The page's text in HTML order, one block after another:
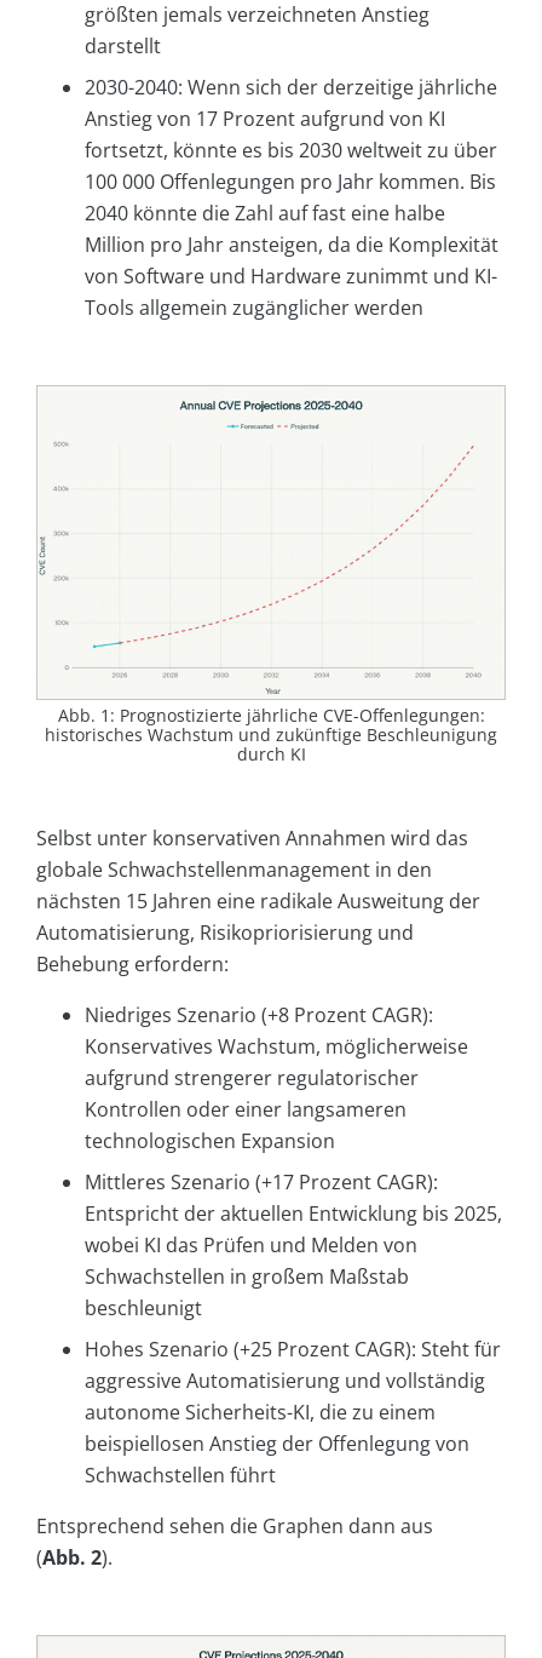
größten jemals verzeichneten Anstieg
darstellt
2030-2040: Wenn sich der derzeitige jährliche
Anstieg von 17 Prozent aufgrund von KI
fortsetzt, könnte es bis 2030 weltweit zu über
100 000 Offenlegungen pro Jahr kommen. Bis
2040 könnte die Zahl auf fast eine halbe
Million pro Jahr ansteigen, da die Komplexität
von Software und Hardware zunimmt und KI-
Tools allgemein zugänglicher werden
Abb. 1: Prognostizierte jährliche CVE-Offenlegungen:
historisches Wachstum und zukünftige Beschleunigung
durch KI
Selbst unter konservativen Annahmen wird das
globale Schwachstellenmanagement in den
nächsten 15 Jahren eine radikale Ausweitung der
Automatisierung, Risikopriorisierung und
Behebung erfordern:
Niedriges Szenario (+8 Prozent CAGR):
Konservatives Wachstum, möglicherweise
aufgrund strengerer regulatorischer
Kontrollen oder einer langsameren
technologischen Expansion
Mittleres Szenario (+17 Prozent CAGR):
Entspricht der aktuellen Entwicklung bis 2025,
wobei KI das Prüfen und Melden von
Schwachstellen in großem Maßstab
beschleunigt
Hohes Szenario (+25 Prozent CAGR): Steht für
aggressive Automatisierung und vollständig
autonome Sicherheits-KI, die zu einem
beispiellosen Anstieg der Offenlegung von
Schwachstellen führt
Entsprechend sehen die Graphen dann aus
(Abb. 2).